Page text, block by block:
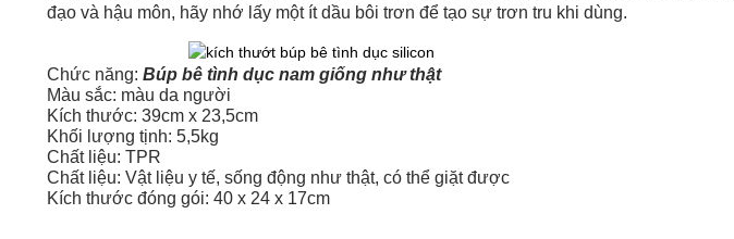
đạo và hậu môn, hãy nhớ lấy một ít dầu bôi trơn để tạo sự trơn tru khi dùng.
Chức năng:Búp bê tình dục nam giống như thật
Màu sắc: màu da người
Kích thước: 39cm x 23,5cm
Khối lượng tịnh: 5,5kg
Chất liệu: TPR
Chất liệu: Vật liệu y tế, sống động như thật, có thể giặt được
Kích thước đóng gói: 40 x 24 x 17cm